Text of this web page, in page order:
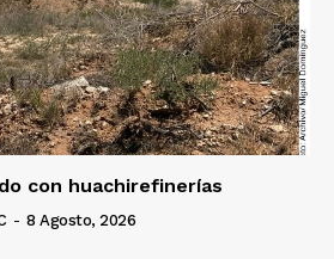
con huachirefinerías
- 8 Agosto, 2026